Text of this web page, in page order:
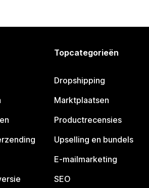
Topcategorieën
Dropshipping
Marktplaatsen
Productrecensies
Upselling en bundels
E-mailmarketing
SEO